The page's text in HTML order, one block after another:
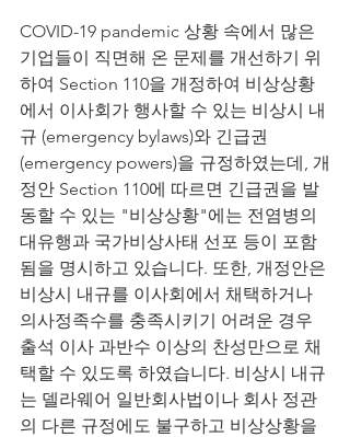
COVID-19 pandemic 상황 속에서 많은
기업들이 직면해 온 문제를 개선하기 위
하여 Section 110을 개정하여 비상상황
에서 이사회가 행사할 수 있는 비상시 내
규 (emergency bylaws)와 긴급권
(emergency powers)을 규정하였는데, 개
정안 Section 110에 따르면 긴급권을 발
동할 수 있는 "비상상황"에는 전염병의
대유행과 국가비상사태 선포 등이 포함
됨을 명시하고 있습니다. 또한, 개정안은
비상시 내규를 이사회에서 채택하거나
의사정족수를 충족시키기 어려운 경우
출석 이사 과반수 이상의 찬성만으로 채
택할 수 있도록 하였습니다. 비상시 내규
는 델라웨어 일반회사법이나 회사 정관
의 다른 규정에도 불구하고 비상상황을